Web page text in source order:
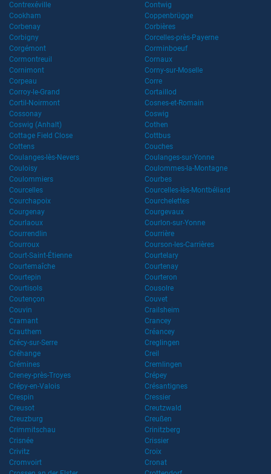
Contrexéville
Contwig
Cookham
Coppenbrügge
Corbenay
Corbières
Corbigny
Corcelles-près-Payerne
Corgémont
Corminboeuf
Cormontreuil
Cornaux
Cornimont
Corny-sur-Moselle
Corpeau
Corre
Corroy-le-Grand
Cortaillod
Cortil-Noirmont
Cosnes-et-Romain
Cossonay
Coswig
Coswig (Anhalt)
Cothen
Cottage Field Close
Cottbus
Cottens
Couches
Coulanges-lès-Nevers
Coulanges-sur-Yonne
Couloisy
Coulommes-la-Montagne
Coulommiers
Courbes
Courcelles
Courcelles-lès-Montbéliard
Courchapoix
Courchelettes
Courgenay
Courgevaux
Courlaoux
Courlon-sur-Yonne
Courrendlin
Courrière
Courroux
Courson-les-Carrières
Court-Saint-Étienne
Courtelary
Courtemaîche
Courtenay
Courtepin
Courteron
Courtisols
Cousolre
Coutençon
Couvet
Couvin
Crailsheim
Cramant
Crancey
Crauthem
Créancey
Crécy-sur-Serre
Creglingen
Créhange
Creil
Crémines
Cremlingen
Creney-près-Troyes
Crépey
Crépy-en-Valois
Crésantignes
Crespin
Cressier
Creusot
Creutzwald
Creuzburg
Creußen
Crimmitschau
Crinitzberg
Crisnée
Crissier
Crivitz
Croix
Cromvoirt
Cronat